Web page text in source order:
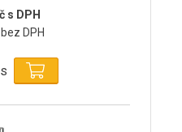
s DPH
DPH